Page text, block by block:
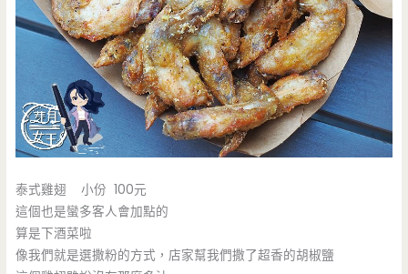
泰式雞翅 小份 100元
這個也是蠻多客人會加點的
算是下酒菜啦
像我們就是選撒粉的方式，店家幫我們撒了超香的胡椒鹽